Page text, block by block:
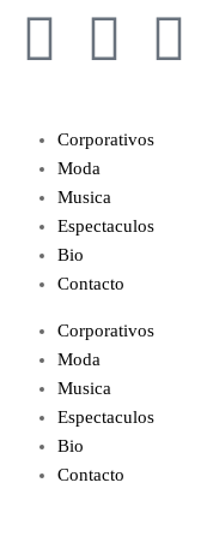
Corporativos
Moda
Musica
Espectaculos
Bio
Contacto
Corporativos
Moda
Musica
Espectaculos
Bio
Contacto